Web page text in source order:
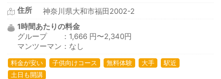
住所
神奈川県大和市福田2002-2
1時間あたりの料金
グループ ：1,666 円〜2,340円
マンツーマン：なし
料金が安い 子供向けコース 無料体験 大手
駅近
土日も開講